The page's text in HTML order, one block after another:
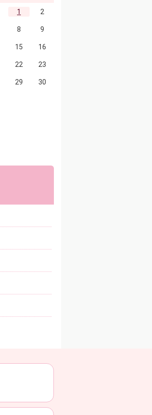
1 2
8 9
15 16
22 23
29 30